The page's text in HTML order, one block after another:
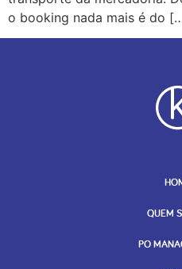
o booking nada mais é do
QUEM
PO